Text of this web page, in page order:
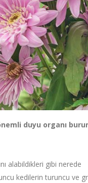
duyu organı
alabildikleri gibi nerede
kedilerin turuncu ve